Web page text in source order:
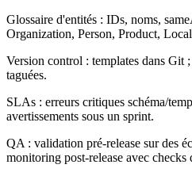
Glossaire d'entités : IDs, noms,
Organization, Person, Product,
Version control : templates dans Git
taguées.
SLAs : erreurs critiques schéma/
avertissements sous un sprint.
QA : validation pré-release sur des
monitoring post-release avec checks